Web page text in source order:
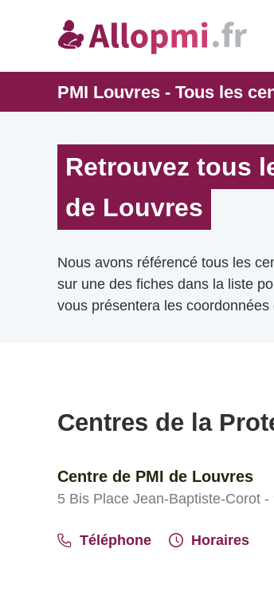
PMI Louvres - Tous les
Retrouvez tous
de Louvres
Nous avons référencé tous les
sur une des fiches dans la liste
vous présentera les coordonnées
Centres de la
Centre de PMI de Louvres
5 Bis Place Jean-Baptiste-Corot
Téléphone Horaires